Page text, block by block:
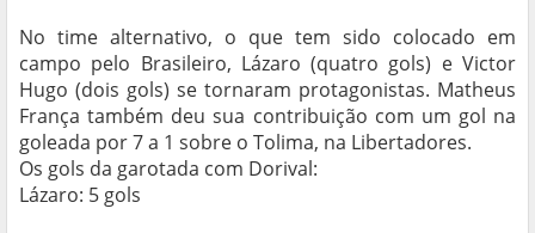
No time alternativo, o que tem sido colocado em
campo pelo Brasileiro, Lázaro (quatro gols) e Victor
Hugo (dois gols) se tornaram protagonistas. Matheus
França também deu sua contribuição com um gol na
goleada por 7 a 1 sobre o Tolima, na Libertadores.
Os gols da garotada com Dorival:
Lázaro: 5 gols